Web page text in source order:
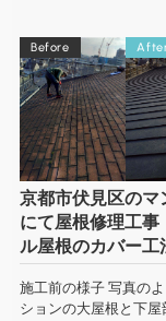
Before
京都市伏見区のマ
にて屋根修理工事
ル屋根のカバー工
施工前の様子 写真の
ションの大屋根と下屋